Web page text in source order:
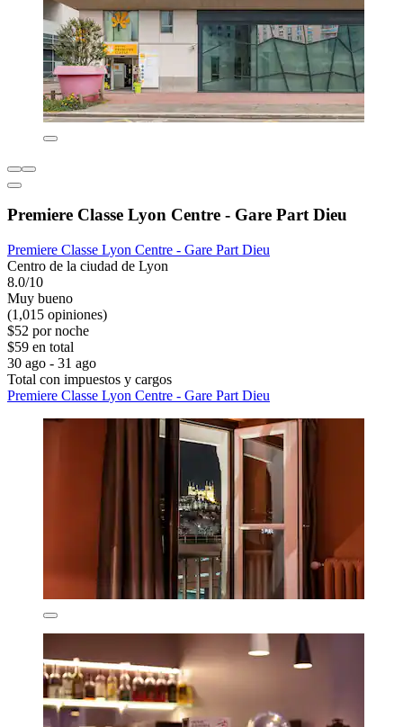
Premiere Classe Lyon Centre - Gare Part Dieu
Premiere Classe Lyon Centre - Gare Part Dieu
Centro de la ciudad de Lyon
8.0/10
Muy bueno
(1,015 opiniones)
$52 por noche
$59 en total
30 ago - 31 ago
Total con impuestos y cargos
Premiere Classe Lyon Centre - Gare Part Dieu